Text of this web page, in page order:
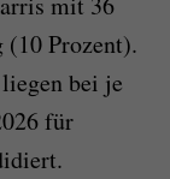
Prozent).
bei je
für